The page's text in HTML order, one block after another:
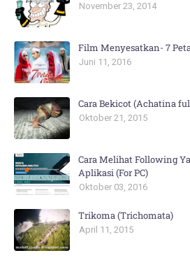
November 23, 2014
Film Menyesatkan- 7
Juni 11, 2016
Cara Bekicot (Achatina
Oktober 21, 2015
Cara Melihat Following
Aplikasi (For PC)
Oktober 03, 2016
Trikoma (Trichomata)
April 11, 2015